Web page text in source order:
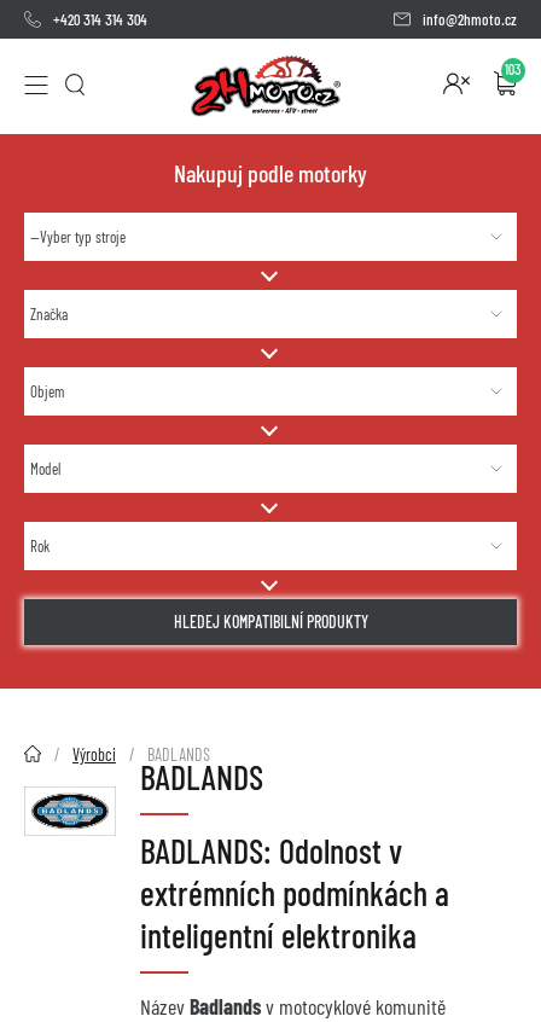
+420 314 314 304 info@2hmoto.cz
103
Nakupuj podle motorky
HLEDEJ KOMPATIBILNÍ PRODUKTY
2HMOTO.cz Výrobci BADLANDS
BADLANDS
BADLANDS: Odolnost v
extrémních podmínkách a
inteligentní elektronika
NázevBadlandsv motocyklové komunitě